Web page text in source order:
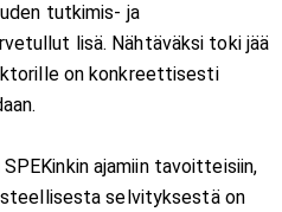
tutkimis- ja
lisä. Nähtäväksi toki jää
on konkreettisesti
ajamiin tavoitteisiin,
selvityksestä on